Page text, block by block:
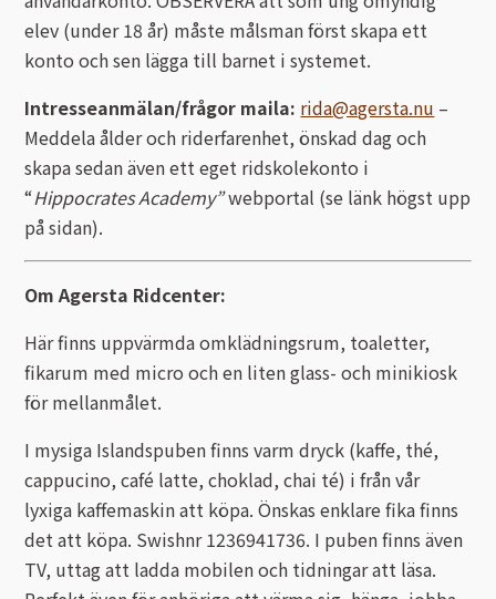
elev (under 18 år) måste målsman först skapa ett
konto och sen lägga till barnet i systemet.
Intresseanmälan/frågor maila: rida@agersta.nu –
Meddela ålder och riderfarenhet, önskad dag och
skapa sedan även ett eget ridskolekonto i
“Hippocrates Academy”webportal (se länk högst upp
på sidan).
Om Agersta Ridcenter:
Här finns uppvärmda omklädningsrum, toaletter,
fikarum med micro och en liten glass- och minikiosk
för mellanmålet.
I mysiga Islandspuben finns varm dryck (kaffe, thé,
cappucino, café latte, choklad, chai té) i från vår
lyxiga kaffemaskin att köpa. Önskas enklare fika finns
det att köpa. Swishnr 1236941736. I puben finns även
TV, uttag att ladda mobilen och tidningar att läsa.